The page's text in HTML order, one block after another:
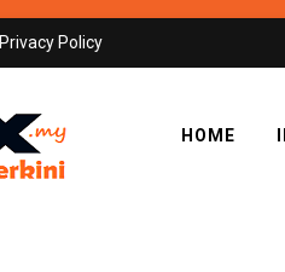
Privacy Policy
HOME